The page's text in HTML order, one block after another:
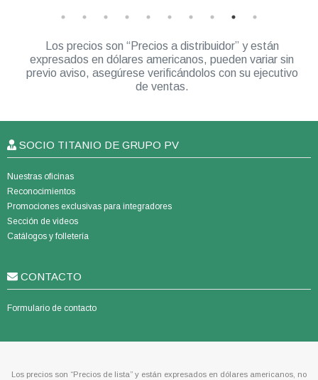
Los precios son “Precios a distribuidor” y están
expresados en dólares americanos, pueden variar sin
previo aviso, asegúrese verificándolos con su ejecutivo
de ventas.
SOCIO TITANIO DE GRUPO PV
Nuestras oficinas
Reconocimientos
Promociones exclusivas para integradores
Sección de videos
Catálogos y folletería
CONTACTO
Formulario de contacto
Los precios son “Precios de lista” y están expresados en dólares americanos, no